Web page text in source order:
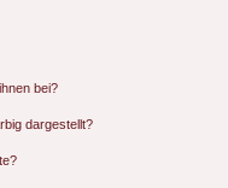
bei?
dargestellt?